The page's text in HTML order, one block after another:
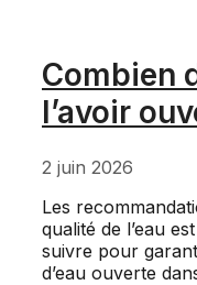
Combien
l’avoir
2 juin 2026
Les
qualité de l’eau
suivre pour
d’eau ouverte